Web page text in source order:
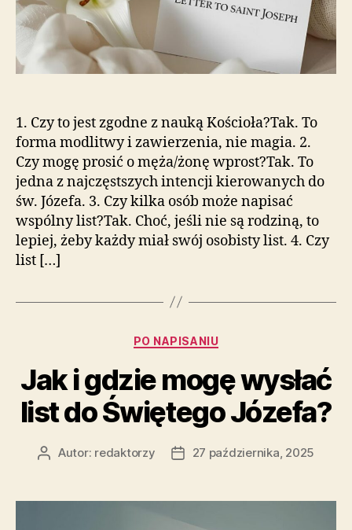
1. Czy to jest zgodne z nauką Kościoła?Tak. To
forma modlitwy i zawierzenia, nie magia. 2.
Czy mogę prosić o męża/żonę wprost?Tak. To
jedna z najczęstszych intencji kierowanych do
św. Józefa. 3. Czy kilka osób może napisać
wspólny list?Tak. Choć, jeśli nie są rodziną, to
lepiej, żeby każdy miał swój osobisty list. 4. Czy
list […]
Kategorie
PO NAPISANIU
Jak i gdzie mogę wysłać
list do Świętego Józefa?
AutorAutor: redaktorzy
Data27 października, 2025